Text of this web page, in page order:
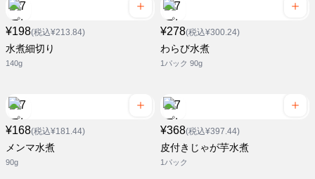
¥198(税込¥213.84)
水煮細切り
140g
¥278(税込¥300.24)
わらび水煮
1パック 90g
¥168(税込¥181.44)
メンマ水煮
90g
¥368(税込¥397.44)
皮付きじゃが芋水煮
1パック